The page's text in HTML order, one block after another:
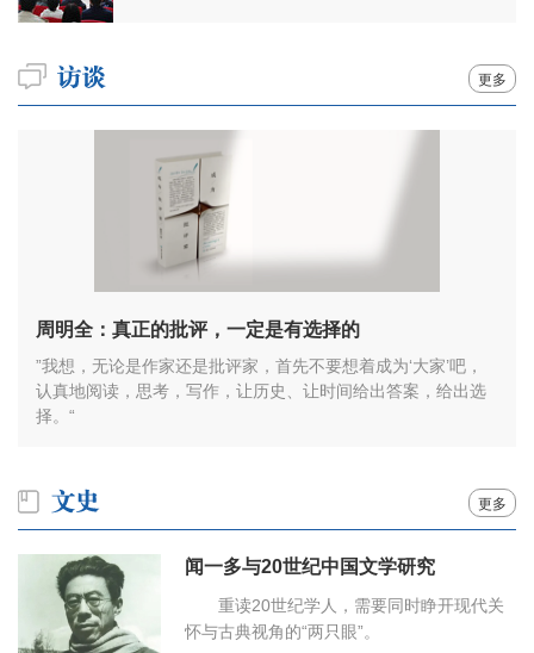
更多
周明全：真正的批评，一定是有选择的
”我想，无论是作家还是批评家，首先不要想着成为‘大家’吧，
认真地阅读，思考，写作，让历史、让时间给出答案，给出选
择。“
更多
闻一多与20世纪中国文学研究
重读20世纪学人，需要同时睁开现代关
怀与古典视角的“两只眼”。